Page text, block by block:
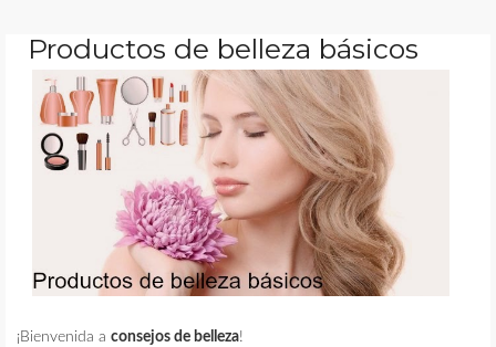
MAQUILLAJE
REMEDIOS CASEROS
CONTACTO
Productos de belleza básicos
¡Bienvenida a consejos de belleza!